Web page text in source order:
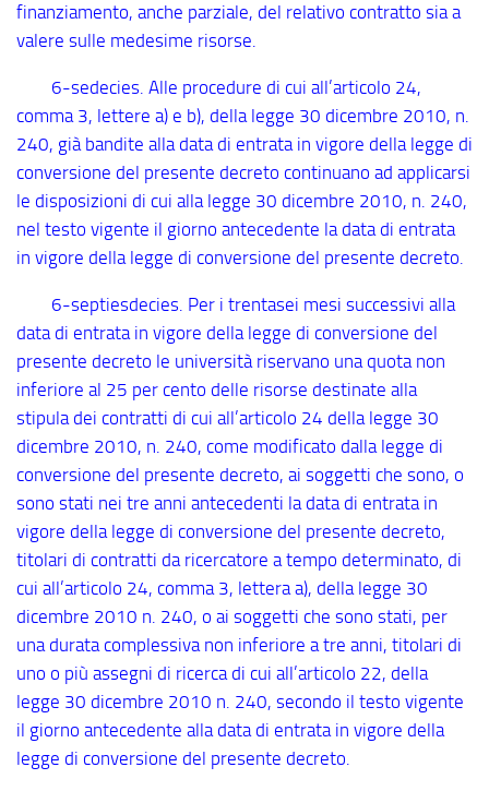
finanziamento, anche parziale, del relativo contratto sia a
valere sulle medesime risorse.
6-sedecies. Alle procedure di cui all’articolo 24,
comma 3, lettere a) e b), della legge 30 dicembre 2010, n.
240, già bandite alla data di entrata in vigore della legge di
conversione del presente decreto continuano ad applicarsi
le disposizioni di cui alla legge 30 dicembre 2010, n. 240,
nel testo vigente il giorno antecedente la data di entrata
in vigore della legge di conversione del presente decreto.
6-septiesdecies . Per i trentasei mesi successivi alla
data di entrata in vigore della legge di conversione del
presente decreto le università riservano una quota non
inferiore al 25 per cento delle risorse destinate alla
stipula dei contratti di cui all’articolo 24 della legge 30
dicembre 2010, n. 240, come modificato dalla legge di
conversione del presente decreto, ai soggetti che sono, o
sono stati nei tre anni antecedenti la data di entrata in
vigore della legge di conversione del presente decreto,
titolari di contratti da ricercatore a tempo determinato, di
cui all’articolo 24, comma 3, lettera a), della legge 30
dicembre 2010 n. 240, o ai soggetti che sono stati, per
una durata complessiva non inferiore a tre anni, titolari di
uno o più assegni di ricerca di cui all’articolo 22, della
legge 30 dicembre 2010 n. 240, secondo il testo vigente
il giorno antecedente alla data di entrata in vigore della
legge di conversione del presente decreto.